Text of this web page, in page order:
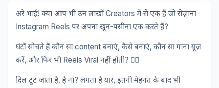
अरे भाई! क्या आप भी उन लाखों Creators में से एक हैं जो रोज़ाना
Instagram Reels पर अपना खून-पसीना एक करते हैं?
घंटों सोचते हैं कौन सा content बनाएं, कैसे बनाएं, कौन सा गाना यूज़
करें, और फिर भी Reels Viral नहीं होती? 🤦‍♂️
दिल टूट जाता है, है ना? लगता है यार, इतनी मेहनत के बाद भी